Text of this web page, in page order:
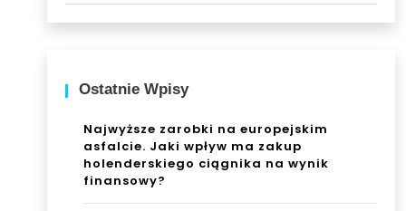
Ostatnie Wpisy
Najwyższe zarobki na europejskim
asfalcie. Jaki wpływ ma zakup
holenderskiego ciągnika na wynik
finansowy?